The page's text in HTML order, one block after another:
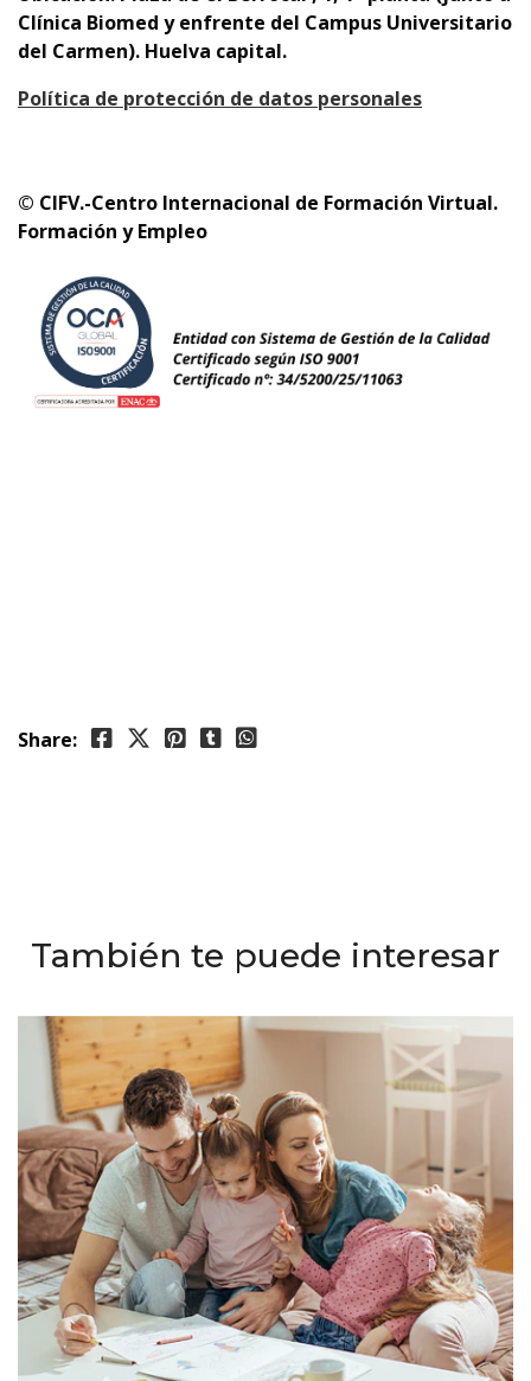
Clínica Biomed y enfrente del Campus Universitario
del Carmen). Huelva capital.
Política de protección de datos personales
© CIFV.-Centro Internacional de Formación Virtual.
Formación y Empleo
Share:
También te puede interesar